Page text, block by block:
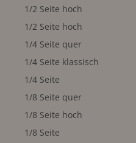
1/2 Seite hoch
1/2 Seite hoch
1/4 Seite quer
1/4 Seite klassisch
1/4 Seite
1/8 Seite quer
1/8 Seite hoch
1/8 Seite